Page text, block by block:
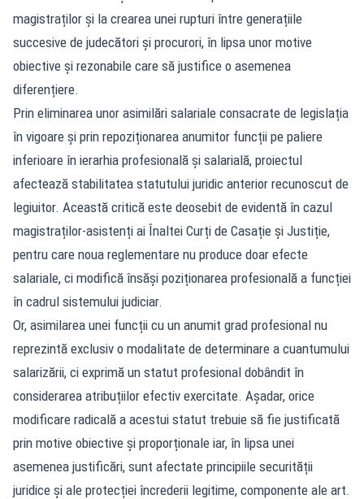
magistraților și la crearea unei rupturi între generațiile
succesive de judecători și procurori, în lipsa unor motive
obiective și rezonabile care să justifice o asemenea
diferențiere.
Prin eliminarea unor asimilări salariale consacrate de legislația
în vigoare și prin repoziționarea anumitor funcții pe paliere
inferioare în ierarhia profesională și salarială, proiectul
afectează stabilitatea statutului juridic anterior recunoscut de
legiuitor. Această critică este deosebit de evidentă în cazul
magistraților-asistenți ai Înaltei Curți de Casație și Justiție,
pentru care noua reglementare nu produce doar efecte
salariale, ci modifică însăși poziționarea profesională a funcției
în cadrul sistemului judiciar.
Or, asimilarea unei funcții cu un anumit grad profesional nu
reprezintă exclusiv o modalitate de determinare a cuantumului
salarizării, ci exprimă un statut profesional dobândit în
considerarea atribuțiilor efectiv exercitate. Așadar, orice
modificare radicală a acestui statut trebuie să fie justificată
prin motive obiective și proporționale iar, în lipsa unei
asemenea justificări, sunt afectate principiile securității
juridice și ale protecției încrederii legitime, componente ale art.